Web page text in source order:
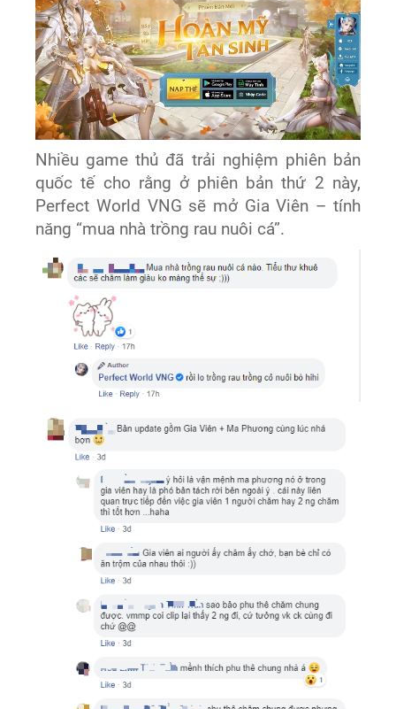
Nhiều game thủ đã trải nghiệm phiên bản
quốc tế cho rằng ở phiên bản thứ 2 này,
Perfect World VNG sẽ mở Gia Viên – tính
năng “mua nhà trồng rau nuôi cá”.